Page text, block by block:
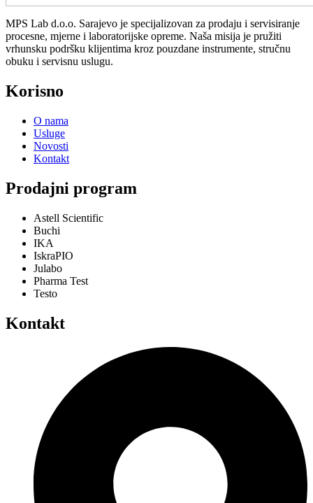
MPS Lab d.o.o. Sarajevo je specijalizovan za prodaju i servisiranje
procesne, mjerne i laboratorijske opreme. Naša misija je pružiti
vrhunsku podršku klijentima kroz pouzdane instrumente, stručnu
obuku i servisnu uslugu.
Korisno
O nama
Usluge
Novosti
Kontakt
Prodajni program
Astell Scientific
Buchi
IKA
IskraPIO
Julabo
Pharma Test
Testo
Kontakt